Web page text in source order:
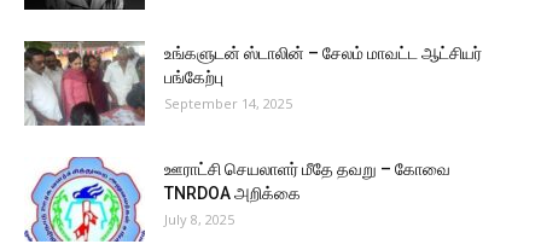
உங்களுடன் ஸ்டாலின் – சேலம் மாவட்ட ஆட்சியர்
பங்கேற்பு
September 14, 2025
ஊராட்சி செயலாளர் மீதே தவறு – கோவை
TNRDOA அறிக்கை
July 8, 2025